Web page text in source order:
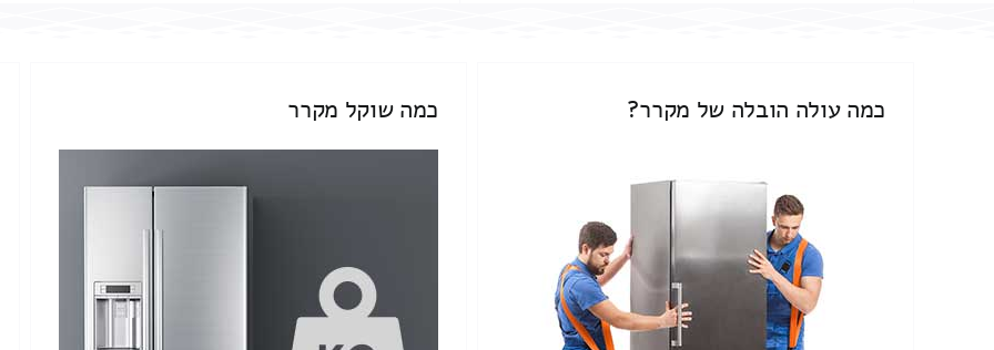
כמה עולה הובלה של מקרר? כמה שוקל מקרר